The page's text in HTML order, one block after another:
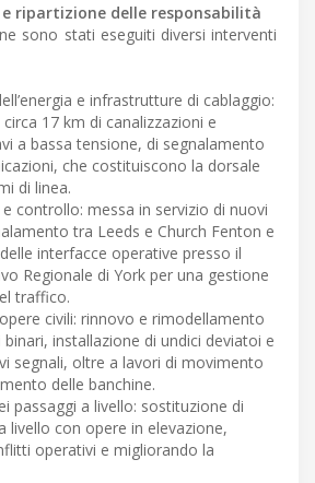
ripartizione delle responsabilità
sono stati eseguiti diversi interventi
e infrastrutture di cablaggio:
17 km di canalizzazioni e
a bassa tensione, di segnalamento
che costituiscono la dorsale
di linea.
controllo: messa in servizio di nuovi
tra Leeds e Church Fenton e
interfacce operative presso il
Regionale di York per una gestione
traffico.
civili: rinnovo e rimodellamento
binari, installazione di undici deviatoi e
segnali, oltre a lavori di movimento
delle banchine.
passaggi a livello: sostituzione di
livello con opere in elevazione,
operativi e migliorando la